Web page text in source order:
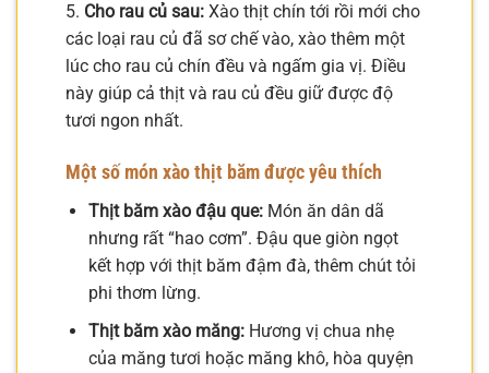
5. Cho rau củ sau: Xào thịt chín tới rồi mới cho
các loại rau củ đã sơ chế vào, xào thêm một
lúc cho rau củ chín đều và ngấm gia vị. Điều
này giúp cả thịt và rau củ đều giữ được độ
tươi ngon nhất.
Một số món xào thịt băm được yêu thích
Thịt băm xào đậu que:Món ăn dân dã
nhưng rất “hao cơm”. Đậu que giòn ngọt
kết hợp với thịt băm đậm đà, thêm chút tỏi
phi thơm lừng.
Thịt băm xào măng:Hương vị chua nhẹ
của măng tươi hoặc măng khô, hòa quyện